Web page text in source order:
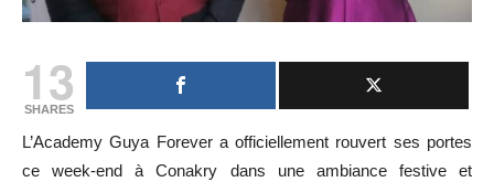
13
SHARES
L’Academy Guya Forever a officiellement rouvert ses portes
ce week-end à Conakry dans une ambiance festive et